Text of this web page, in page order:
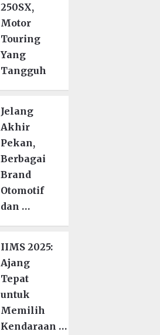
250SX,
Motor
Touring
Yang
Tangguh
Jelang
Akhir
Pekan,
Berbagai
Brand
Otomotif
dan …
IIMS 2025:
Ajang
Tepat
untuk
Memilih
Kendaraan …